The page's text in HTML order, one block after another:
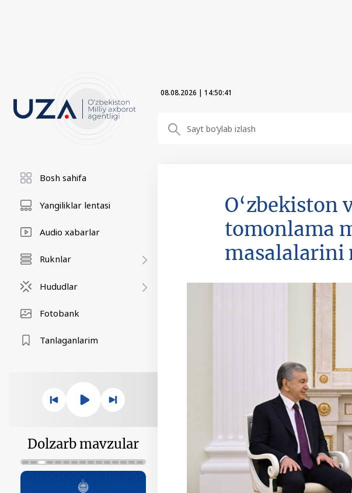
08.08.2026 | 14:50:42
Bosh sahifa
Yangiliklar lentasi
Audio xabarlar
Ruknlar
Hududlar
Fotobank
Tanlaganlarim
Dolzarb mavzular
O‘zbekiston
tomonlama
masalalarini